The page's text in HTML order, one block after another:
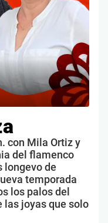
con Mila Ortiz y
del flamenco
longevo de
temporada
los palos del
las joyas que solo